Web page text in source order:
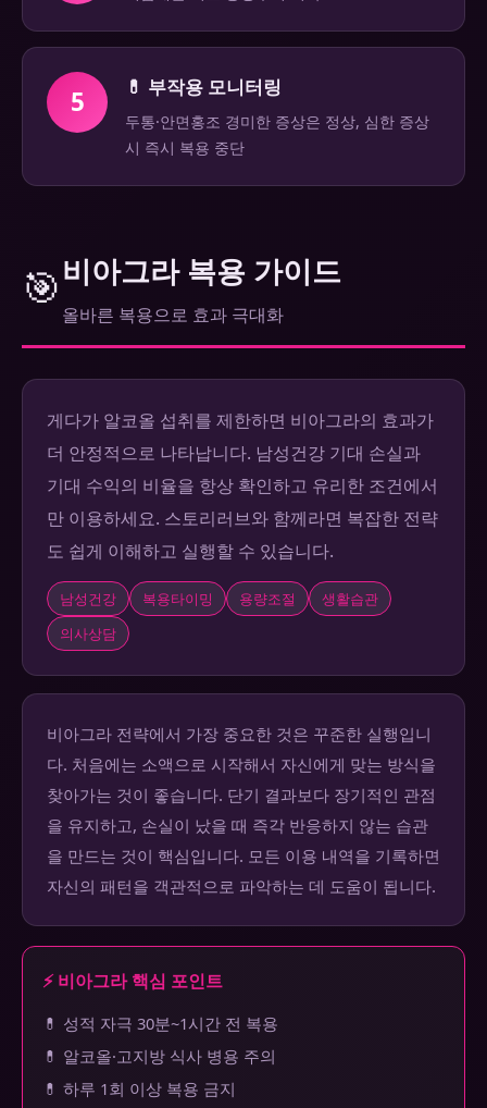
5 💊 부작용 모니터링
두통·안면홍조 경미한 증상은 정상, 심한 증상
시 즉시 복용 중단
🎯비아그라 복용 가이드
올바른 복용으로 효과 극대화
게다가 알코올 섭취를 제한하면 비아그라의 효과가
더 안정적으로 나타납니다. 남성건강 기대 손실과
기대 수익의 비율을 항상 확인하고 유리한 조건에서
만 이용하세요. 스토리러브와 함께라면 복잡한 전략
도 쉽게 이해하고 실행할 수 있습니다.
남성건강 복용타이밍 용량조절
생활습관
의사상담
비아그라 전략에서 가장 중요한 것은 꾸준한 실행입니
다. 처음에는 소액으로 시작해서 자신에게 맞는 방식을
찾아가는 것이 좋습니다. 단기 결과보다 장기적인 관점
을 유지하고, 손실이 났을 때 즉각 반응하지 않는 습관
을 만드는 것이 핵심입니다. 모든 이용 내역을 기록하면
자신의 패턴을 객관적으로 파악하는 데 도움이 됩니다.
⚡ 비아그라 핵심 포인트
💊 성적 자극 30분~1시간 전 복용
💊 알코올·고지방 식사 병용 주의
💊 하루 1회 이상 복용 금지